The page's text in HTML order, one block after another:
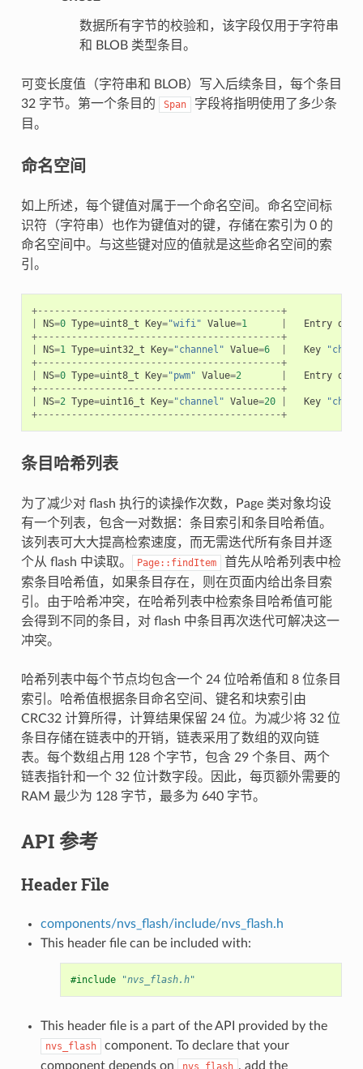
数据所有字节的校验和，该字段仅用于字符串
和 BLOB 类型条目。
可变长度值（字符串和 BLOB）写入后续条目，每个条目
32 字节。第一个条目的
Span
字段将指明使用了多少条
目。
命名空间
如上所述，每个键值对属于一个命名空间。命名空间标
识符（字符串）也作为键值对的键，存储在索引为 0 的
命名空间中。与这些键对应的值就是这些命名空间的索
引。
+-------------------------------------------+
NS=0 Type=uint8_t Key="wifi" Value=1 Entry
+-------------------------------------------+
NS=1 Type=uint32_t Key="channel" Value=6 Key
+-------------------------------------------+
NS=0 Type=uint8_t Key="pwm" Value=2 Entry
+-------------------------------------------+
NS=2 Type=uint16_t Key="channel" Value=20 Key
+-------------------------------------------+
条目哈希列表
为了减少对 flash 执行的读操作次数，Page 类对象均设
有一个列表，包含一对数据：条目索引和条目哈希值。
该列表可大大提高检索速度，而无需迭代所有条目并逐
个从 flash 中读取。
Page::findItem
首先从哈希列表中检
索条目哈希值，如果条目存在，则在页面内给出条目索
引。由于哈希冲突，在哈希列表中检索条目哈希值可能
会得到不同的条目，对 flash 中条目再次迭代可解决这一
冲突。
哈希列表中每个节点均包含一个 24 位哈希值和 8 位条目
索引。哈希值根据条目命名空间、键名和块索引由
CRC32 计算所得，计算结果保留 24 位。为减少将 32 位
条目存储在链表中的开销，链表采用了数组的双向链
表。每个数组占用 128 个字节，包含 29 个条目、两个
链表指针和一个 32 位计数字段。因此，每页额外需要的
RAM 最少为 128 字节，最多为 640 字节。
API 参考
Header File
components/nvs_flash/include/nvs_flash.h
This header file can be included with:
#include "nvs_flash.h"
This header file is a part of the API provided by the
nvs_flash
component. To declare that your
component depends on
nvs_flash , add the